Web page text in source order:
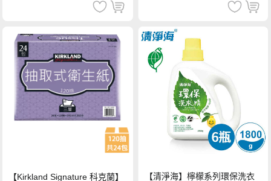
【Kirkland Signature 科克蘭】 【清淨海】檸檬系列環保洗衣